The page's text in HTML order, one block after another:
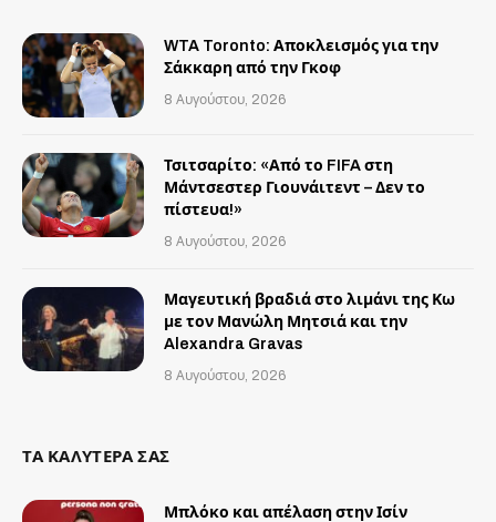
WTA Toronto: Αποκλεισμός για την
Σάκκαρη από την Γκοφ
8 Αυγούστου, 2026
Τσιτσαρίτο: «Από το FIFA στη
Μάντσεστερ Γιουνάιτεντ – Δεν το
πίστευα!»
8 Αυγούστου, 2026
Μαγευτική βραδιά στο λιμάνι της Κω
με τον Μανώλη Μητσιά και την
Alexandra Gravas
8 Αυγούστου, 2026
ΤΑ ΚΑΛΥΤΕΡΑ ΣΑΣ
Μπλόκο και απέλαση στην Ισίν